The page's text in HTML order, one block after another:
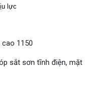
lực
1150
sắt sơn tĩnh điện, mặt